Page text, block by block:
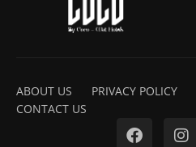
ABOUT US PRIVACY POLICY
CONTACT US